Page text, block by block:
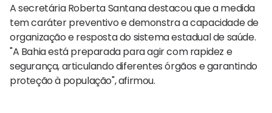
A secretária Roberta Santana destacou que a medida
tem caráter preventivo e demonstra a capacidade de
organização e resposta do sistema estadual de saúde.
"A Bahia está preparada para agir com rapidez e
segurança, articulando diferentes órgãos e garantindo
proteção à população", afirmou.